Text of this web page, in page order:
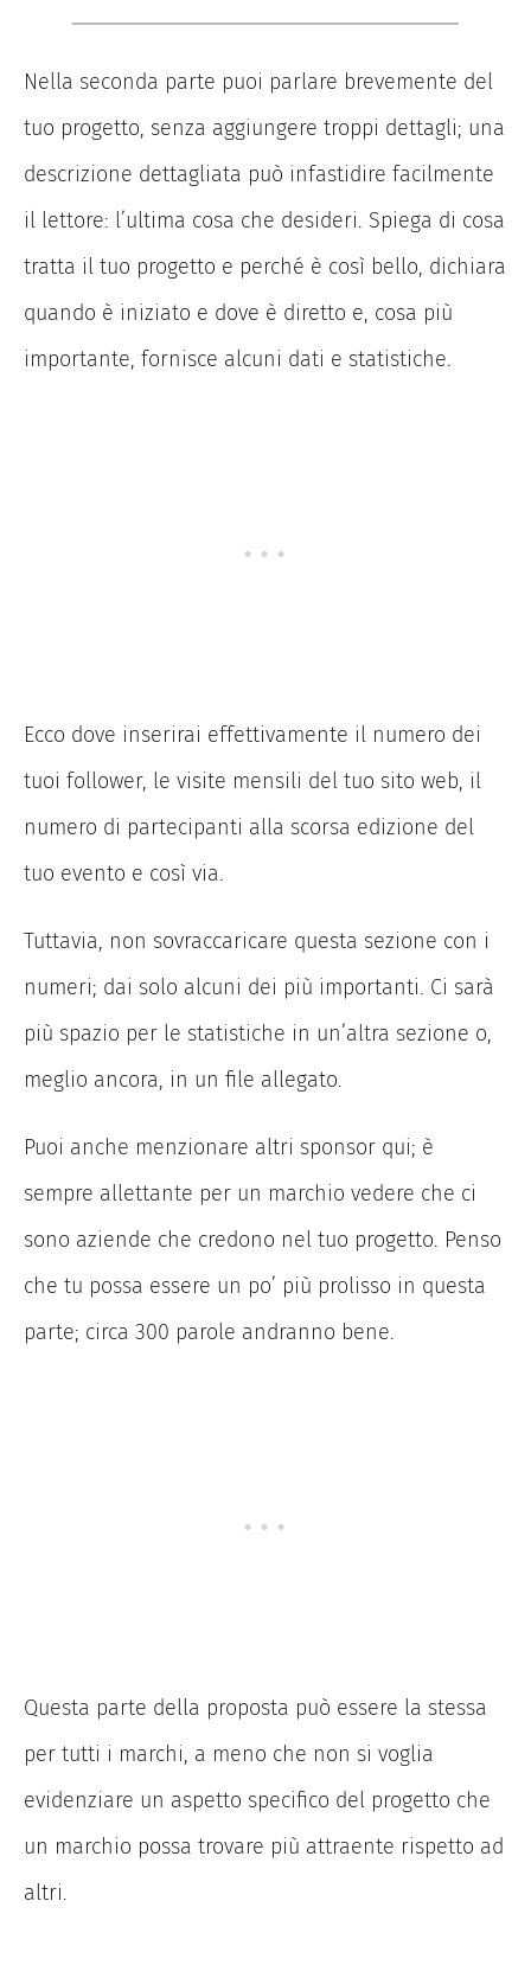
Nella seconda parte puoi parlare brevemente del
tuo progetto, senza aggiungere troppi dettagli; una
descrizione dettagliata può infastidire facilmente
il lettore: l’ultima cosa che desideri. Spiega di cosa
tratta il tuo progetto e perché è così bello, dichiara
quando è iniziato e dove è diretto e, cosa più
importante, fornisce alcuni dati e statistiche.
Ecco dove inserirai effettivamente il numero dei
tuoi follower, le visite mensili del tuo sito web, il
numero di partecipanti alla scorsa edizione del
tuo evento e così via.
Tuttavia, non sovraccaricare questa sezione con i
numeri; dai solo alcuni dei più importanti. Ci sarà
più spazio per le statistiche in un’altra sezione o,
meglio ancora, in un file allegato.
Puoi anche menzionare altri sponsor qui; è
sempre allettante per un marchio vedere che ci
sono aziende che credono nel tuo progetto. Penso
che tu possa essere un po’ più prolisso in questa
parte; circa 300 parole andranno bene.
Questa parte della proposta può essere la stessa
per tutti i marchi, a meno che non si voglia
evidenziare un aspetto specifico del progetto che
un marchio possa trovare più attraente rispetto ad
altri.